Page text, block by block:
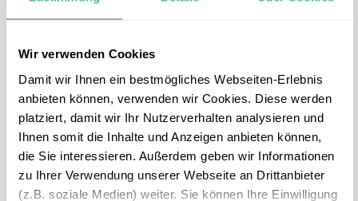
Wir verwenden Cookies
Damit wir Ihnen ein bestmögliches Webseiten-Erlebnis
anbieten können, verwenden wir Cookies. Diese werden
platziert, damit wir Ihr Nutzerverhalten analysieren und
Ihnen somit die Inhalte und Anzeigen anbieten können,
die Sie interessieren. Außerdem geben wir Informationen
zu Ihrer Verwendung unserer Webseite an Drittanbieter
(z.B. soziale Medien) weiter. Sie können Ihre Einwilligung
E-Mail
skandinavien@erlebe.de